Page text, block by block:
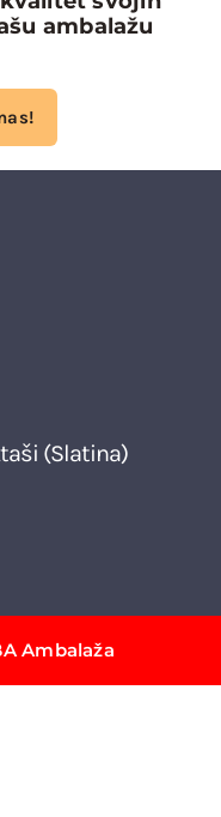
ambalažu
(Slatina)
Ambalaža